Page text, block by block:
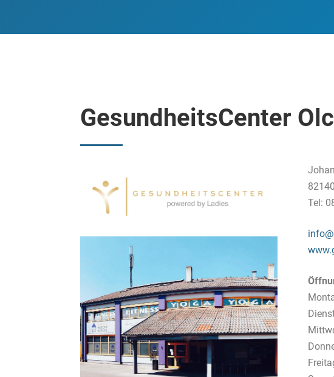
GesundheitsCenter
Tel: